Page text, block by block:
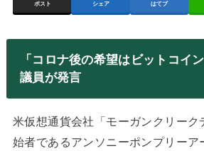
ポスト シェア はてブ
「コロナ後の希望はビットコイ
議員が発言
米仮想通貨会社「モーガンクリーク
始者であるアンソニーポンプリーア